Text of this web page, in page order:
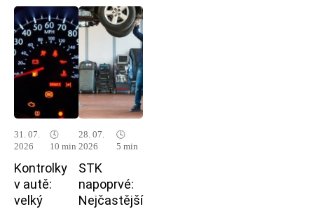
31. 07.
2026
🕓
10 min
Kontrolky
v autě:
velký
28. 07.
2026
🕓
5 min
STK
napoprvé:
Nejčastější